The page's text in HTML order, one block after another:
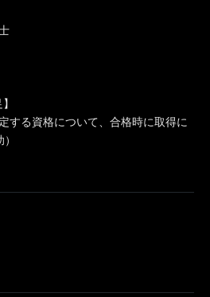
する資格について、合格時に取得に